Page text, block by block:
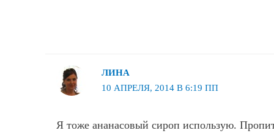
ЛИНА
10 АПРЕЛЯ, 2014 В 6:19 ПП
Я тоже ананасовый сироп использую.